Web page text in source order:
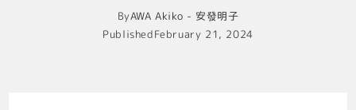
ByAWA Akiko - 安發明子
PublishedFebruary 21, 2024